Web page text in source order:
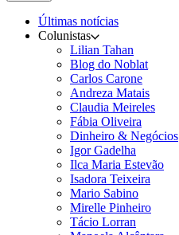
Últimas notícias
Colunistas
Lilian Tahan
Blog do Noblat
Carlos Carone
Andreza Matais
Claudia Meireles
Fábia Oliveira
Dinheiro & Negócios
Igor Gadelha
Ilca Maria Estevão
Isadora Teixeira
Mario Sabino
Mirelle Pinheiro
Tácio Lorran